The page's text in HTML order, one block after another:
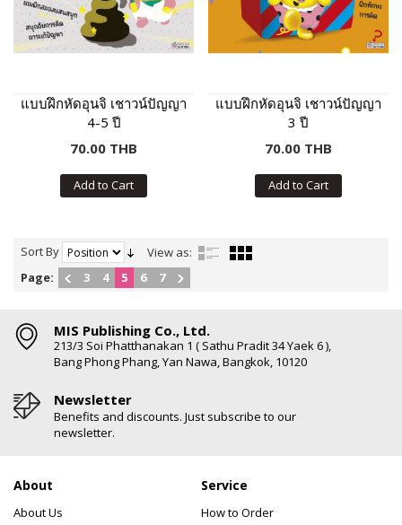
แบบฝึกหัดอุนจิ เชาวน์ปัญญา
4-5 ปี
70.00 THB
Add to Cart
แบบฝึกหัดอุนจิ เชาวน์ปัญญา
3 ปี
70.00 THB
Add to Cart
Sort By
View as:
Page:
3 4 5 6 7
MIS Publishing Co., Ltd.
213/3 Soi Phatthanakan 1 ( Sathu Pradit 34 Yaek 6 ),
Bang Phong Phang, Yan Nawa, Bangkok, 10120
Newsletter
Benefits and discounts. Just subscribe to our
newsletter.
About
About Us
Service
How to Order